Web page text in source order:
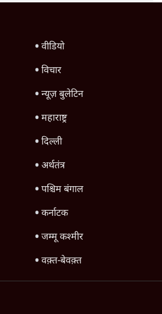
वीडियो
विचार
न्यूज़ बुलेटिन
महाराष्ट्र
दिल्ली
अर्थतंत्र
पश्चिम बंगाल
कर्नाटक
जम्मू कश्मीर
वक़्त-बेवक़्त